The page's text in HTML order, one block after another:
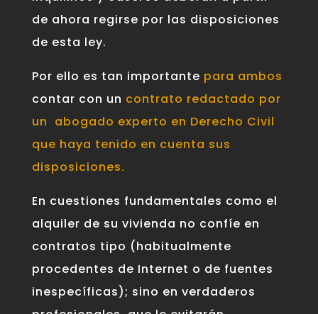
de ahora regirse por las disposiciones
de esta ley.
Por ello es tan importante para ambos
contar con un contrato redactado por
un abogado experto en Derecho Civil
que haya tenido en cuenta sus
disposiciones.
En cuestiones fundamentales como el
alquiler de su vivienda no confíe en
contratos tipo (habitualmente
procedentes de Internet o de fuentes
inespecíficas); sino en verdaderos